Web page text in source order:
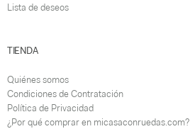
Lista de deseos
TIENDA
Quiénes somos
Condiciones de Contratación
Política de Privacidad
¿Por qué comprar en micasaconruedas.com?